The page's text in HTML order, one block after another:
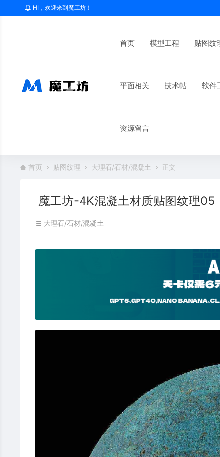
HI，欢迎来到魔工坊！
首页 模型工程 贴图纹
平面相关 技术帖 软件
资源留言
首页 贴图纹理 大理石/石材/混凝土 正文
魔工坊-4K混凝土材质贴图纹理05
大理石/石材/混凝土